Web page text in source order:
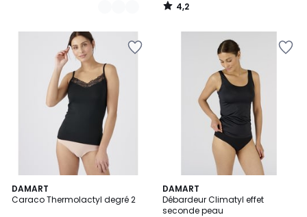
4,2
/
DAMART
Caraco Thermolactyl degré 2
5
/
2
Couleurs
DAMART
Débardeur Climatyl effet
seconde peau